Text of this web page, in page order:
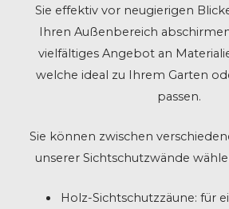
Sie effektiv vor neugierigen
Ihren Außenbereich
vielfältiges Angebot an
welche ideal zu Ihrem Garten
passen.
Sie können zwischen
unserer Sichtschutzwände
Holz-Sichtschutzzäune: für